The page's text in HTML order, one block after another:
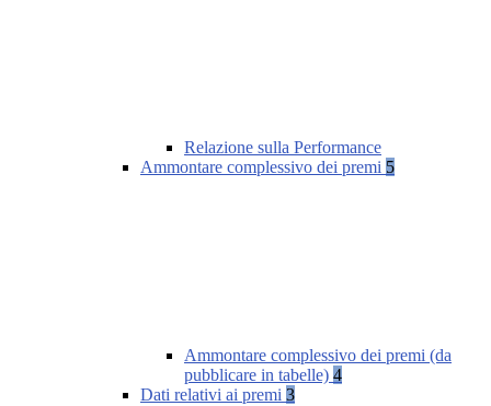
Relazione sulla Performance
Ammontare complessivo dei premi 5
Ammontare complessivo dei premi (da
pubblicare in tabelle) 4
Dati relativi ai premi 3